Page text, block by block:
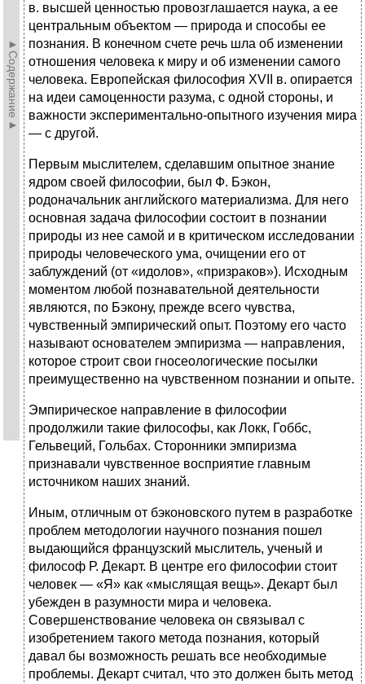
►Содержание►
в. высшей ценностью провозглашается наука, а ее
центральным объектом — природа и способы ее
познания. В конечном счете речь шла об изменении
отношения человека к миру и об изменении самого
человека. Европейская философия XVII в. опирается
на идеи самоценности разума, с одной стороны, и
важности экспериментально-опытного изучения мира
— с другой.
Первым мыслителем, сделавшим опытное знание
ядром своей философии, был Ф. Бэкон,
родоначальник английского материализма. Для него
основная задача философии состоит в познании
природы из нее самой и в критическом исследовании
природы человеческого ума, очищении его от
заблуждений (от «идолов», «призраков»). Исходным
моментом любой познавательной деятельности
являются, по Бэкону, прежде всего чувства,
чувственный эмпирический опыт. Поэтому его часто
называют основателем эмпиризма — направления,
которое строит свои гносеологические посылки
преимущественно на чувственном познании и опыте.
Эмпирическое направление в философии
продолжили такие философы, как Локк, Гоббс,
Гельвеций, Гольбах. Сторонники эмпиризма
признавали чувственное восприятие главным
источником наших знаний.
Иным, отличным от бэконовского путем в разработке
проблем методологии научного познания пошел
выдающийся французский мыслитель, ученый и
философ Р. Декарт. В центре его философии стоит
человек — «Я» как «мыслящая вещь». Декарт был
убежден в разумности мира и человека.
Совершенствование человека он связывал с
изобретением такого метода познания, который
давал бы возможность решать все необходимые
проблемы. Декарт считал, что это должен быть метод